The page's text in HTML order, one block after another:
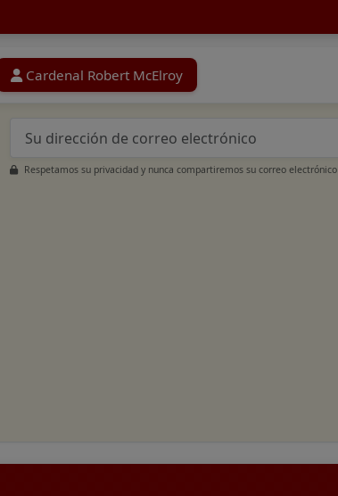
Cardenal Robert McElroy
Respetamos su privacidad y nunca compartiremos su correo electrónico